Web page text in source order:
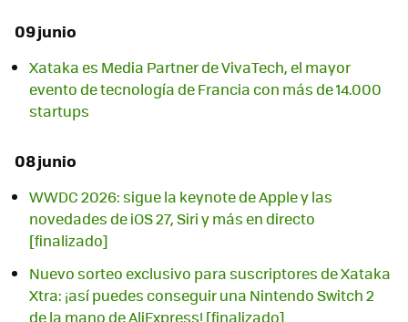
09 junio
Xataka es Media Partner de VivaTech, el mayor
evento de tecnología de Francia con más de 14.000
startups
08 junio
WWDC 2026: sigue la keynote de Apple y las
novedades de iOS 27, Siri y más en directo
[finalizado]
Nuevo sorteo exclusivo para suscriptores de Xataka
Xtra: ¡así puedes conseguir una Nintendo Switch 2
de la mano de AliExpress! [finalizado]